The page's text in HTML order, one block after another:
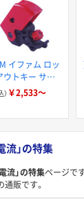
イファム ロッ
ウトキー サー
トブレーカー用
） ￥2,533～
」の特集
」の特集ページで
販です。